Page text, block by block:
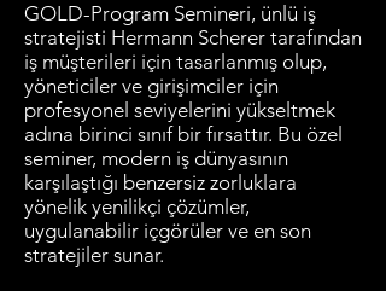
GOLD-Program Semineri, ünlü iş
stratejisti Hermann Scherer tarafından
iş müşterileri için tasarlanmış olup,
yöneticiler ve girişimciler için
profesyonel seviyelerini yükseltmek
adına birinci sınıf bir fırsattır. Bu özel
seminer, modern iş dünyasının
karşılaştığı benzersiz zorluklara
yönelik yenilikçi çözümler,
uygulanabilir içgörüler ve en son
stratejiler sunar.